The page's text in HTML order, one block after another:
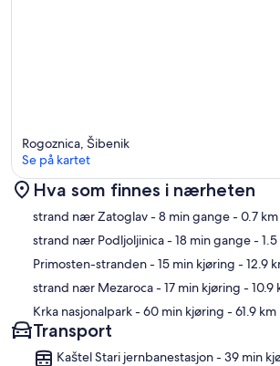
Kart
Rogoznica, Šibenik
Se på kartet
Hva som finnes i nærheten
strand nær Zatoglav- 8 min gange- 0.7 km
strand nær Podljoljinica- 18 min gange-
Primosten-stranden- 15 min kjøring - 12.9
strand nær Mezaroca- 17 min kjøring - 10.9
Krka nasjonalpark- 60 min kjøring - 61.9 km
Transport
Kaštel Stari jernbanestasjon - 39 min